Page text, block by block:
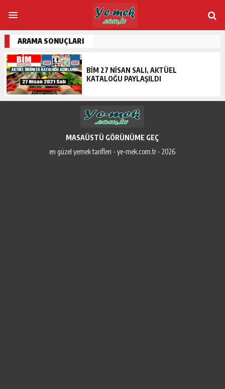
ARAMA SONUÇLARI
BIM 27 NISAN SALI, AKTÜEL
KATALOĞU PAYLAŞILDI
MASAÜSTÜ GÖRÜNÜME GEÇ
en güzel yemek tarifleri - ye-mek.com.tr - 2026